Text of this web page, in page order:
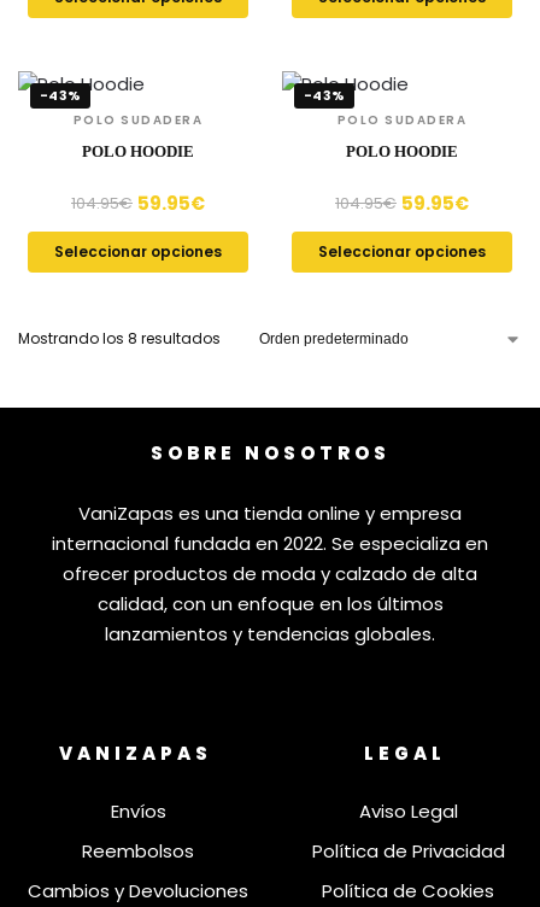
-43%
POLO SUDADERA
POLO HOODIE
104.95€ 59.95€
Seleccionar opciones
-43%
POLO SUDADERA
POLO HOODIE
104.95€ 59.95€
Seleccionar opciones
Mostrando los 8 resultados
SOBRE NOSOTROS
VaniZapas es una tienda online y empresa
internacional fundada en 2022. Se especializa en
ofrecer productos de moda y calzado de alta
calidad, con un enfoque en los últimos
lanzamientos y tendencias globales.
VANIZAPAS
Envíos
Reembolsos
Cambios y Devoluciones
LEGAL
Aviso Legal
Política de Privacidad
Política de Cookies